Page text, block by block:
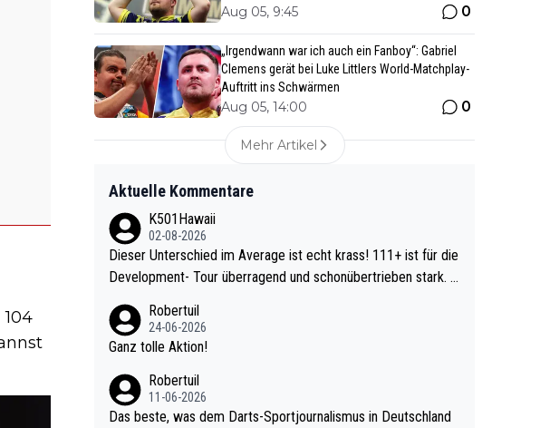
Aug 05, 9:45 0
„Irgendwann war ich auch ein Fanboy“: Gabriel
Clemens gerät bei Luke Littlers World-Matchplay-
Auftritt ins Schwärmen
Aug 05, 14:00 0
Mehr Artikel
Aktuelle Kommentare
K501Hawaii
02-08-2026
Dieser Unterschied im Average ist echt krass! 111+ ist für die
Development- Tour überragend und schonübertrieben stark. U
e mal 40+ erst recht. Da gewinnst keinen Blumentopf - ist ja n
och krasser wie ein Pokalspiel eines Kreisligisten vs einem Bu
Robertuil
24-06-2026
Ganz tolle Aktion!
Robertuil
11-06-2026
Das beste, was dem Darts-Sportjournalismus in Deutschland